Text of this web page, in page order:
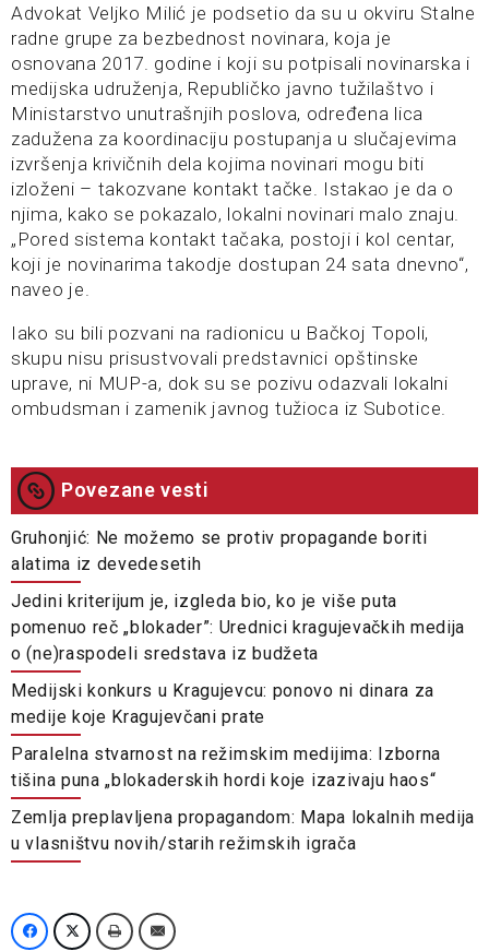
Advokat Veljko Milić je podsetio da su u okviru Stalne
radne grupe za bezbednost novinara, koja je
osnovana 2017. godine i koji su potpisali novinarska i
medijska udruženja, Republičko javno tužilaštvo i
Ministarstvo unutrašnjih poslova, određena lica
zadužena za koordinaciju postupanja u slučajevima
izvršenja krivičnih dela kojima novinari mogu biti
izloženi – takozvane kontakt tačke. Istakao je da o
njima, kako se pokazalo, lokalni novinari malo znaju.
„Pored sistema kontakt tačaka, postoji i kol centar,
koji je novinarima takodje dostupan 24 sata dnevno“,
naveo je.
Iako su bili pozvani na radionicu u Bačkoj Topoli,
skupu nisu prisustvovali predstavnici opštinske
uprave, ni MUP-a, dok su se pozivu odazvali lokalni
ombudsman i zamenik javnog tužioca iz Subotice.
Povezane vesti
Gruhonjić: Ne možemo se protiv propagande boriti
alatima iz devedesetih
Jedini kriterijum je, izgleda bio, ko je više puta
pomenuo reč „blokader”: Urednici kragujevačkih medija
o (ne)raspodeli sredstava iz budžeta
Medijski konkurs u Kragujevcu: ponovo ni dinara za
medije koje Kragujevčani prate
Paralelna stvarnost na režimskim medijima: Izborna
tišina puna „blokaderskih hordi koje izazivaju haos“
Zemlja preplavljena propagandom: Mapa lokalnih medija
u vlasništvu novih/starih režimskih igrača